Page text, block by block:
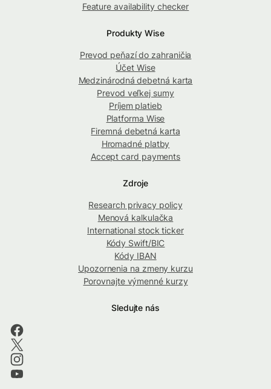
Feature availability checker
Produkty Wise
Prevod peňazí do zahraničia
Účet Wise
Medzinárodná debetná karta
Prevod veľkej sumy
Príjem platieb
Platforma Wise
Firemná debetná karta
Hromadné platby
Accept card payments
Zdroje
Research privacy policy
Menová kalkulačka
International stock ticker
Kódy Swift/BIC
Kódy IBAN
Upozornenia na zmeny kurzu
Porovnajte výmenné kurzy
Sledujte nás